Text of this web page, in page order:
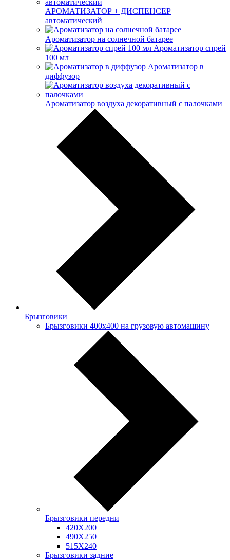
АРОМАТИЗАТОР + ДИСПЕНСЕР
автоматический
Ароматизатор на солнечной батарее
Ароматизатор спрей
100 мл
Ароматизатор в
диффузор
Ароматизатор воздуха декоративный с палочками
Брызговики
Брызговики 400х400 на грузовую автомашину
Брызговики передни
420Х200
490Х250
515Х240
Брызговики задние